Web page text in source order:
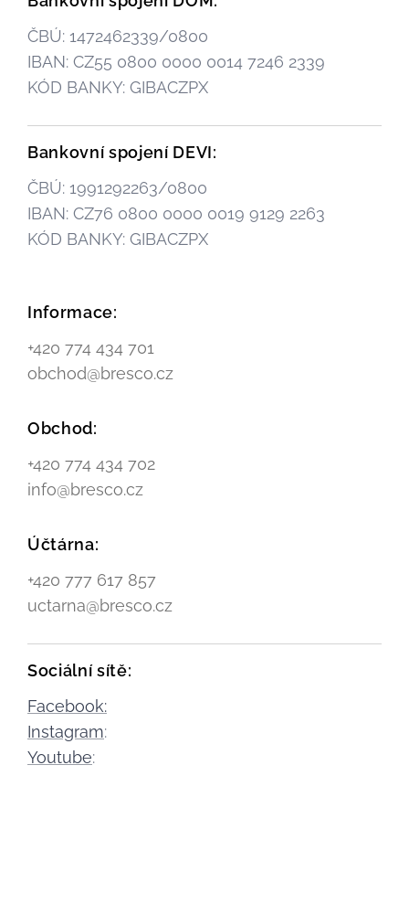
ČBÚ: 1472462339/0800
IBAN: CZ55 0800 0000 0014 7246 2339
KÓD BANKY: GIBACZPX
Bankovní spojení DEVI:
ČBÚ: 1991292263/0800
IBAN: CZ76 0800 0000 0019 9129 2263
KÓD BANKY: GIBACZPX
Informace:
+420 774 434 701
obchod@bresco.cz
Obchod:
+420 774 434 702
info@bresco.cz
Účtárna:
+420 777 617 857
uctarna@bresco.cz
Sociální sítě:
Facebook:
Instagram:
Youtube: